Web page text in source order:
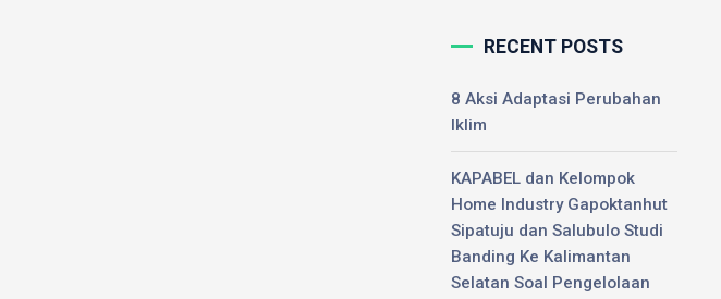
RECENT POSTS
8 Aksi Adaptasi Perubahan
Iklim
KAPABEL dan Kelompok
Home Industry Gapoktanhut
Sipatuju dan Salubulo Studi
Banding Ke Kalimantan
Selatan Soal Pengelolaan